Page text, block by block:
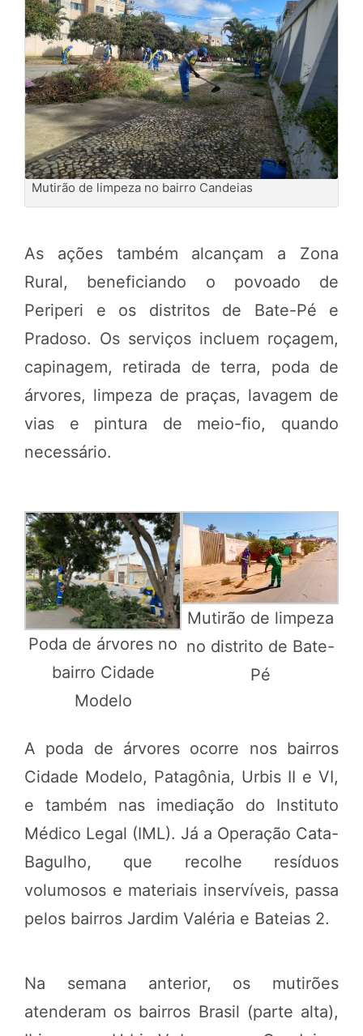
Mutirão de limpeza no bairro Candeias
As ações também alcançam a Zona
Rural, beneficiando o povoado de
Periperi e os distritos de Bate-Pé e
Pradoso. Os serviços incluem roçagem,
capinagem, retirada de terra, poda de
árvores, limpeza de praças, lavagem de
vias e pintura de meio-fio, quando
necessário.
Poda de árvores no
bairro Cidade
Modelo
Mutirão de limpeza
no distrito de Bate-
Pé
A poda de árvores ocorre nos bairros
Cidade Modelo, Patagônia, Urbis II e VI,
e também nas imediação do Instituto
Médico Legal (IML). Já a Operação Cata-
Bagulho, que recolhe resíduos
volumosos e materiais inservíveis, passa
pelos bairros Jardim Valéria e Bateias 2.
Na semana anterior, os mutirões
atenderam os bairros Brasil (parte alta),